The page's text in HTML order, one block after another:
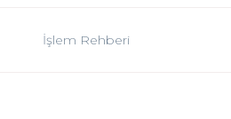
İşlem Rehberi